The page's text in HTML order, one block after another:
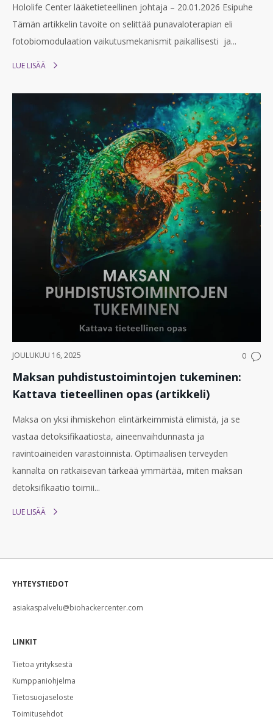
Hololife Center lääketieteellinen johtaja – 20.01.2026 Esipuhe
Tämän artikkelin tavoite on selittää punavaloterapian eli
fotobiomodulaation vaikutusmekanismit paikallisesti ja...
LUE LISÄÄ
JOULUKUU 16, 2025 0
Maksan puhdistustoimintojen tukeminen:
Kattava tieteellinen opas (artikkeli)
Maksa on yksi ihmiskehon elintärkeimmistä elimistä, ja se
vastaa detoksifikaatiosta, aineenvaihdunnasta ja
ravintoaineiden varastoinnista. Optimaalisen terveyden
kannalta on ratkaisevan tärkeää ymmärtää, miten maksan
detoksifikaatio toimii...
LUE LISÄÄ
YHTEYSTIEDOT
asiakaspalvelu@biohackercenter.com
LINKIT
Tietoa yrityksestä
Kumppaniohjelma
Tietosuojaseloste
Toimitusehdot